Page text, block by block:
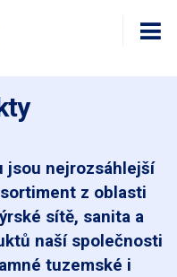
jsou nejrozsáhlejší
z oblasti
sítě, sanita a
naší společnosti
tuzemské i